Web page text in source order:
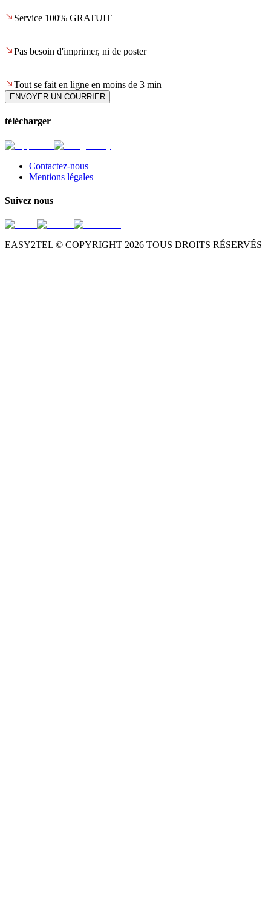
Service 100% GRATUIT
Pas besoin d'imprimer, ni de poster
Tout se fait en ligne en moins de 3 min
ENVOYER UN COURRIER
télécharger
Contactez-nous
Mentions légales
Suivez nous
EASY2TEL © COPYRIGHT 2026 TOUS DROITS RÉSERVÉS